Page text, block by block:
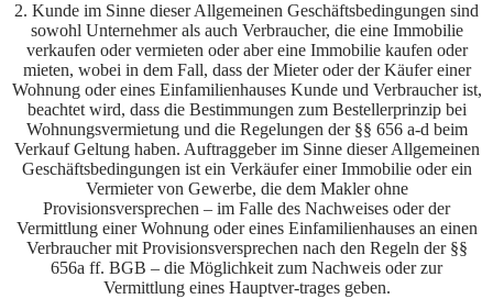
2. Kunde im Sinne dieser Allgemeinen Geschäftsbedingungen sind
sowohl Unternehmer als auch Verbraucher, die eine Immobilie
verkaufen oder vermieten oder aber eine Immobilie kaufen oder
mieten, wobei in dem Fall, dass der Mieter oder der Käufer einer
Wohnung oder eines Einfamilienhauses Kunde und Verbraucher ist,
beachtet wird, dass die Bestimmungen zum Bestellerprinzip bei
Wohnungsvermietung und die Regelungen der §§ 656 a-d beim
Verkauf Geltung haben. Auftraggeber im Sinne dieser Allgemeinen
Geschäftsbedingungen ist ein Verkäufer einer Immobilie oder ein
Vermieter von Gewerbe, die dem Makler ohne
Provisionsversprechen – im Falle des Nachweises oder der
Vermittlung einer Wohnung oder eines Einfamilienhauses an einen
Verbraucher mit Provisionsversprechen nach den Regeln der §§
656a ff. BGB – die Möglichkeit zum Nachweis oder zur
Vermittlung eines Hauptver-trages geben.